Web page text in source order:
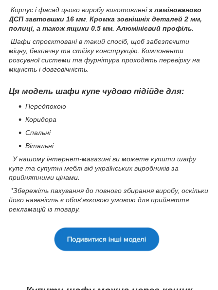
Корпус і фасад цього виробу виготовленіз ламінованого
ДСП завтовшки 16 мм Кромка зовнішніх деталей 2 мм,
полиці, а також ящики 0.5 мм. Алюмінієвий профіль.
Шафи спроєктовані в такий спосіб, щоб забезпечити
міцну, безпечну та стійку конструкцію. Компоненти
розсувної системи та фурнітура проходять перевірку на
міцність і довговічність.
Ця модель шафи купе чудово підійде для:
Передпокою
Коридора
Спальні
Вітальні
У нашому інтернет-магазині ви можете купити шафу
купе та супутні меблі від українських виробників за
прийнятними цінами.
*Збережіть пакування до повного збирання виробу, оскільки
його наявність є обов'язковою умовою для прийняття
рекламацій із товару.